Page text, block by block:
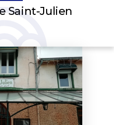
Saint-Julien